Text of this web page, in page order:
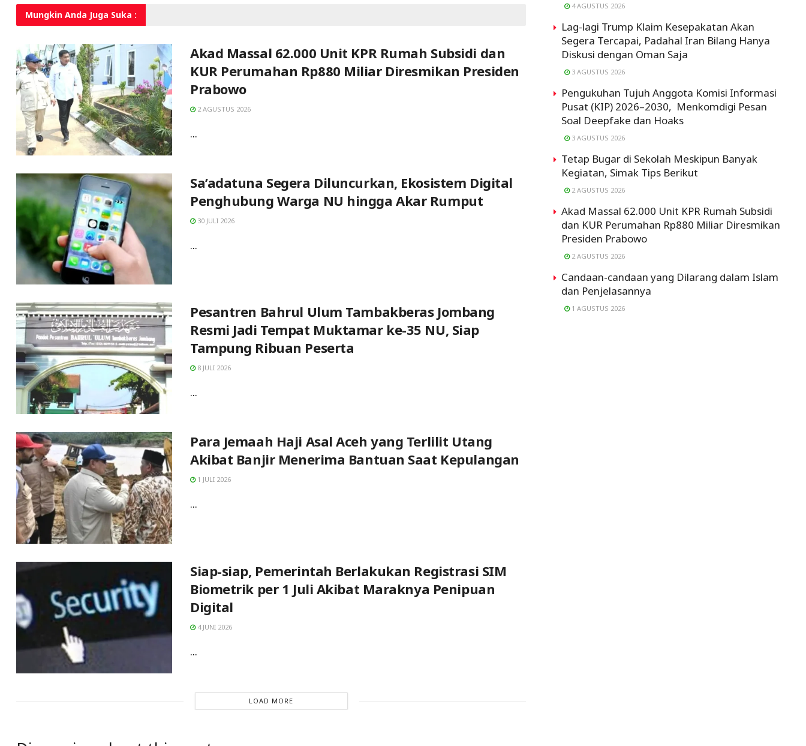
Mungkin Anda Juga Suka :
Akad Massal 62.000 Unit KPR Rumah Subsidi dan
KUR Perumahan Rp880 Miliar Diresmikan Presiden
Prabowo
2 AGUSTUS 2026
...
Sa’adatuna Segera Diluncurkan, Ekosistem Digital
Penghubung Warga NU hingga Akar Rumput
30 JULI 2026
...
Pesantren Bahrul Ulum Tambakberas Jombang
Resmi Jadi Tempat Muktamar ke-35 NU, Siap
Tampung Ribuan Peserta
8 JULI 2026
...
Para Jemaah Haji Asal Aceh yang Terlilit Utang
Akibat Banjir Menerima Bantuan Saat Kepulangan
1 JULI 2026
...
Siap-siap, Pemerintah Berlakukan Registrasi SIM
Biometrik per 1 Juli Akibat Maraknya Penipuan
Digital
4 JUNI 2026
...
LOAD MORE
4 AGUSTUS 2026
Lag-lagi Trump Klaim Kesepakatan Akan
Segera Tercapai, Padahal Iran Bilang Hanya
Diskusi dengan Oman Saja
3 AGUSTUS 2026
Pengukuhan Tujuh Anggota Komisi Informasi
Pusat (KIP) 2026–2030, Menkomdigi Pesan
Soal Deepfake dan Hoaks
3 AGUSTUS 2026
Tetap Bugar di Sekolah Meskipun Banyak
Kegiatan, Simak Tips Berikut
2 AGUSTUS 2026
Akad Massal 62.000 Unit KPR Rumah Subsidi
dan KUR Perumahan Rp880 Miliar Diresmikan
Presiden Prabowo
2 AGUSTUS 2026
Candaan-candaan yang Dilarang dalam Islam
dan Penjelasannya
1 AGUSTUS 2026